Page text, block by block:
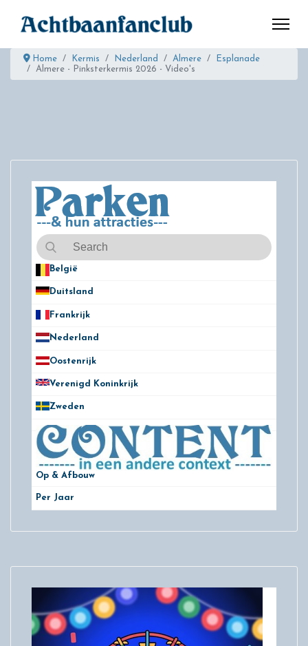
Home Kermis Nederland Almere
Esplanade
Almere - Pinksterkermis 2026 - Video's
België
Duitsland
Frankrijk
Nederland
Oostenrijk
Verenigd Koninkrijk
Zweden
Op & Afbouw
Per Jaar